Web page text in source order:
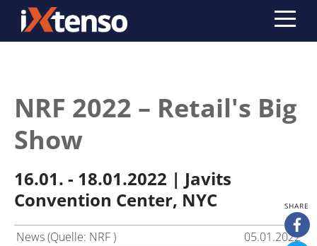
NRF 2022 – Retail's Big
Show
16.01. - 18.01.2022 | Javits
Convention Center, NYC
News (Quelle: NRF ) 05.01.2022